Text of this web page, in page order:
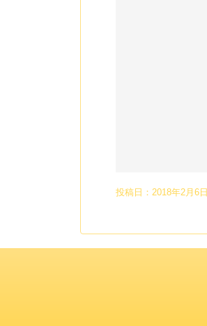
投稿日： 2018年2月6日